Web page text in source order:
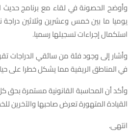
وأوضح الحصونة في لقاء مع برنامج حديث
يوميا ما بين خمس وعشرين وثلاثين دراجة
استكمال إجراءات تسجيلها رسميا.
وأشار إلى وجود فئة من سائقي الدراجات
في المناطق الريفية مما يشكل خطرا على
وأكد أن المحاسبة القانونية مستمرة بحق
القيادة المتهورة تعرض صاحبها والآخرين
انتهى.